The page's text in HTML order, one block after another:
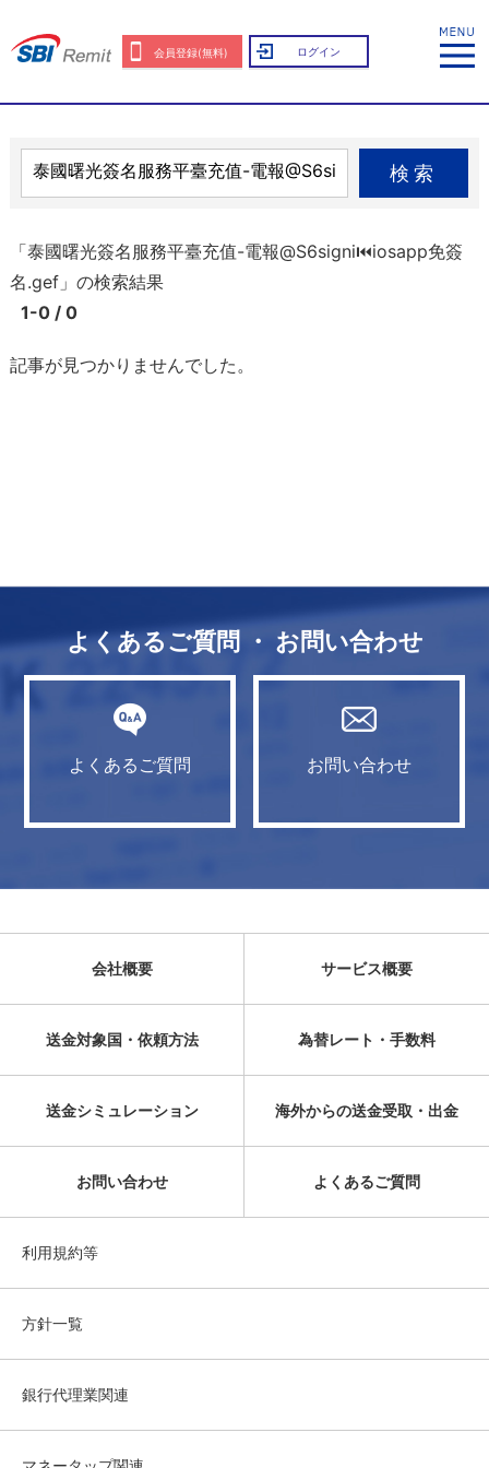
会員登録(無料) ログイン
検索
「泰國曙光簽名服務平臺充值-電報@S6signi⏮️iosapp免簽
名.gef」の検索結果
1-0 / 0
記事が見つかりませんでした。
よくあるご質問 ・ お問い合わせ
よくあるご質問 お問い合わせ
会社概要 サービス概要
送金対象国・依頼方法 為替レート・手数料
送金シミュレーション 海外からの送金受取・出金
お問い合わせ よくあるご質問
利用規約等
方針一覧
銀行代理業関連